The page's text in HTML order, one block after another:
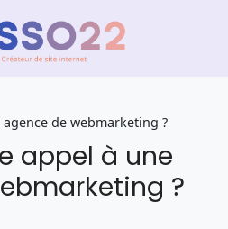
de webmarketing ?
appel à une
?